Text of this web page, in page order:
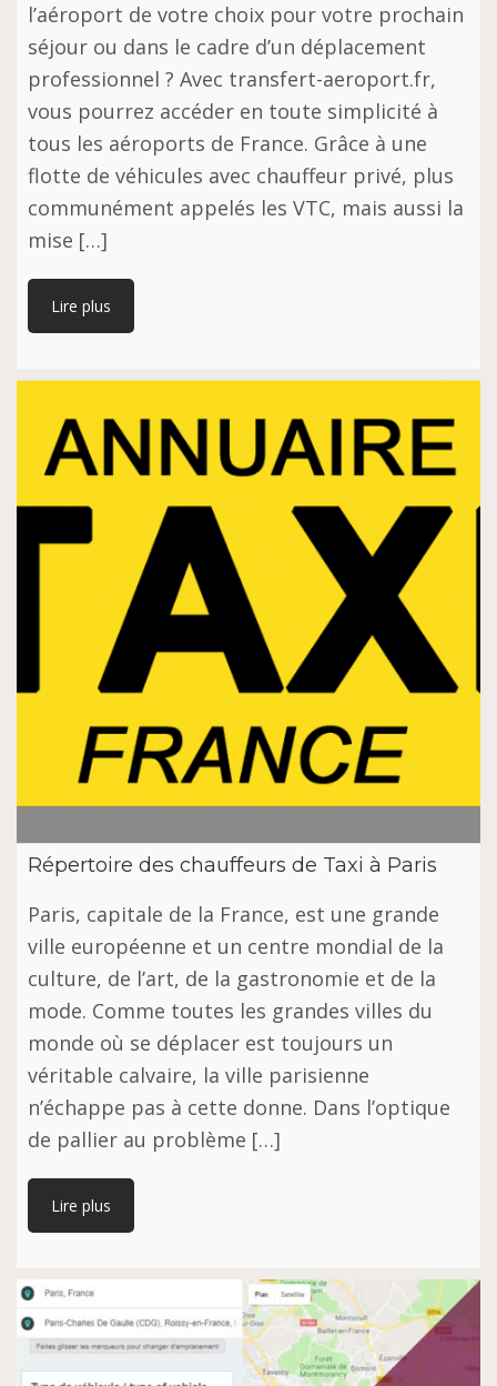
l’aéroport de votre choix pour votre prochain
séjour ou dans le cadre d’un déplacement
professionnel ? Avec transfert-aeroport.fr,
vous pourrez accéder en toute simplicité à
tous les aéroports de France. Grâce à une
flotte de véhicules avec chauffeur privé, plus
communément appelés les VTC, mais aussi la
mise […]
Lire plus
Répertoire des chauffeurs de Taxi à Paris
Paris, capitale de la France, est une grande
ville européenne et un centre mondial de la
culture, de l’art, de la gastronomie et de la
mode. Comme toutes les grandes villes du
monde où se déplacer est toujours un
véritable calvaire, la ville parisienne
n’échappe pas à cette donne. Dans l’optique
de pallier au problème […]
Lire plus